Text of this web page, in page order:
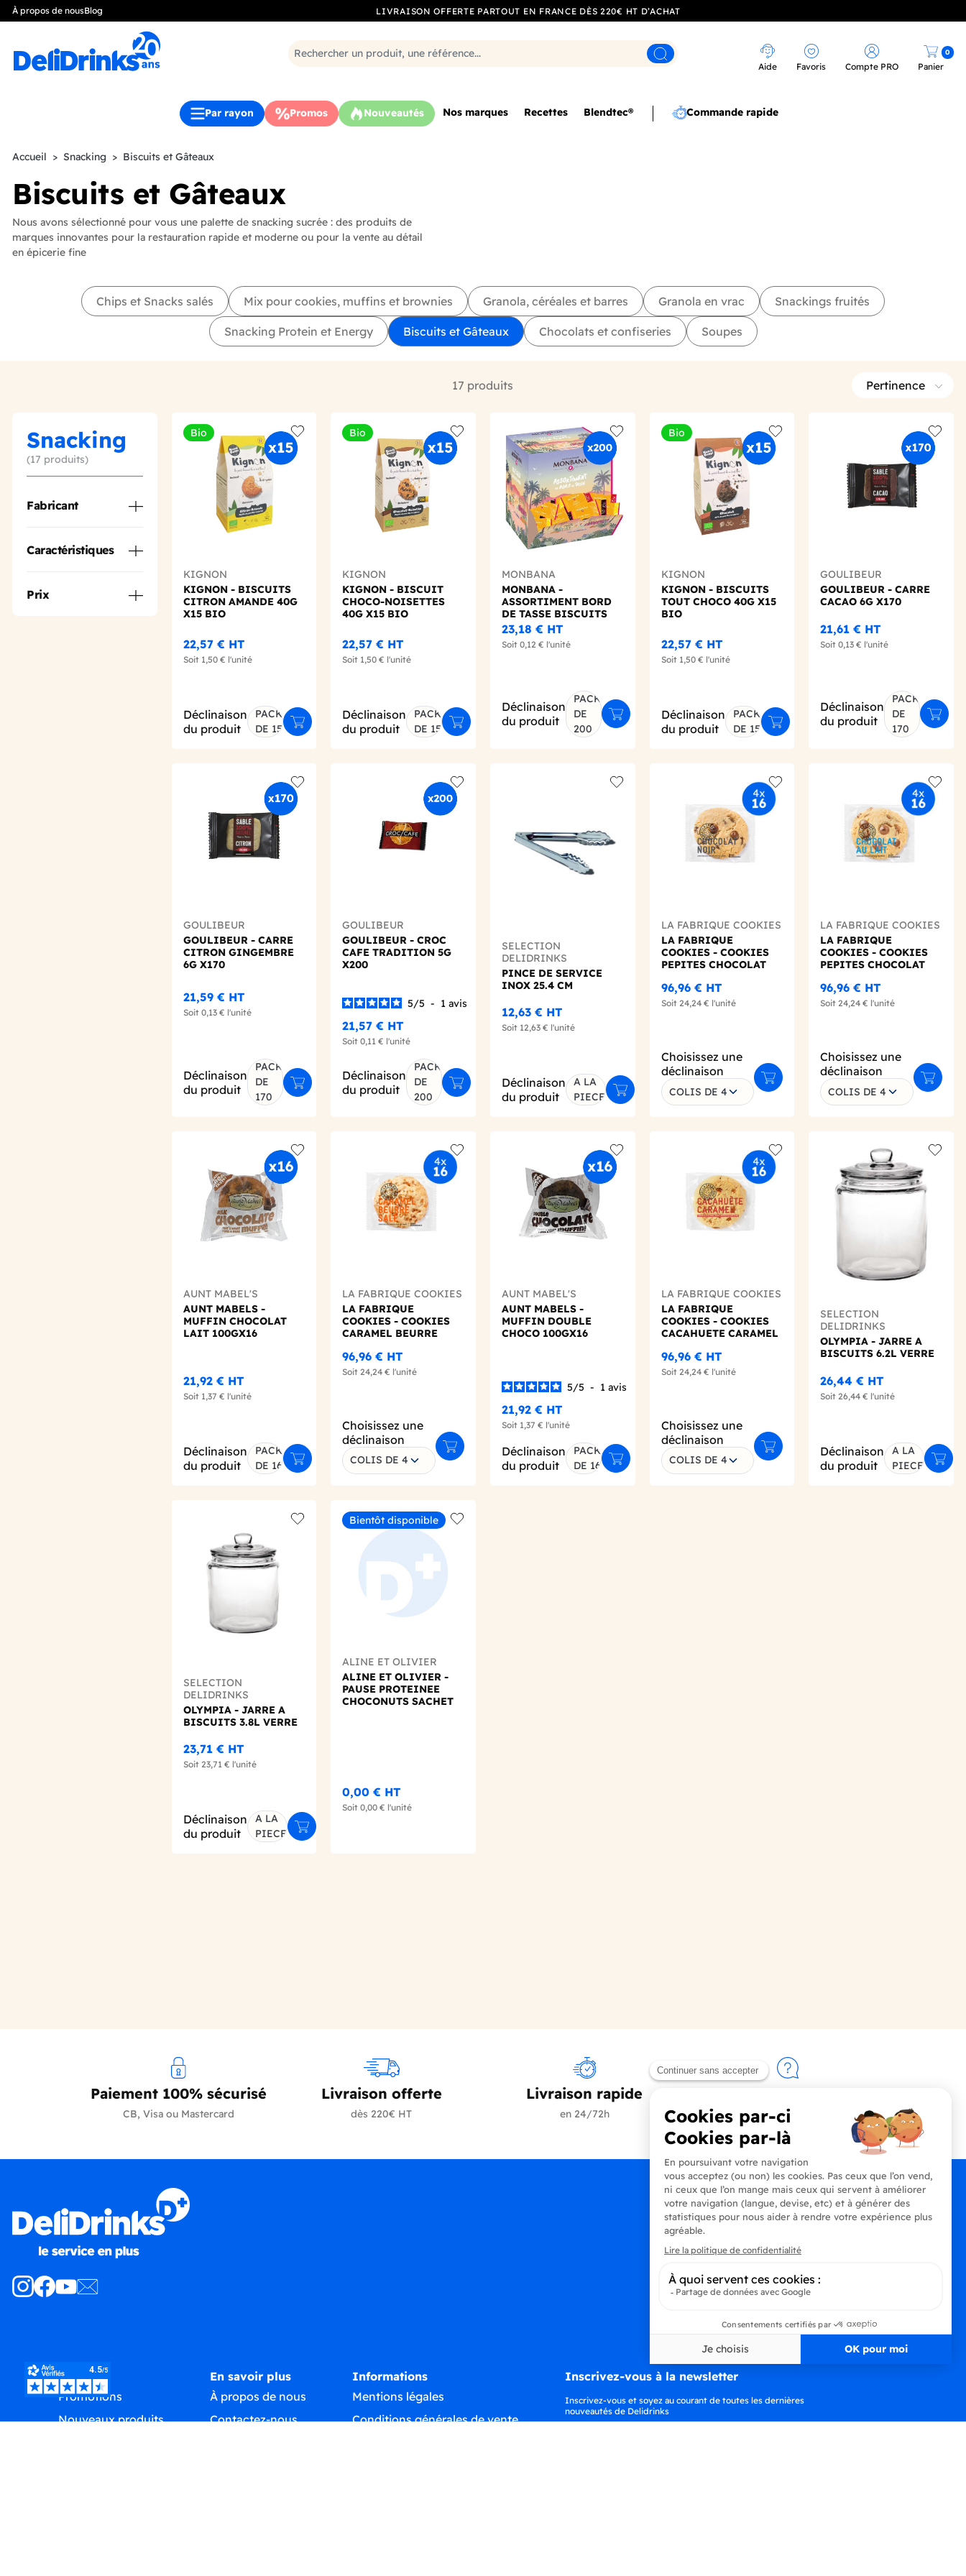
À propos de nousBlog LIVRAISON OFFERTE PARTOUT EN FRANCE DÈS 220€ HT D’ACHAT
Rechercher
Aide Favoris Compte PRO Panier
0
Par rayon Promos Nouveautés Nos marques Recettes Blendtec® Commande rapide
Accueil Snacking Biscuits et Gâteaux
Biscuits et Gâteaux
Nous avons sélectionné pour vous une palette de snacking sucrée : des produits de
marques innovantes pour la restauration rapide et moderne ou pour la vente au détail
en épicerie fine
Chips et Snacks salés Mix pour cookies, muffins et brownies Granola, céréales et barres Granola en vrac Snackings fruités
Snacking Protein et Energy Biscuits et Gâteaux Chocolats et confiseries Soupes
17 produits Pertinence
Snacking
(17 produits)
Fabricant
Caractéristiques
Prix
Bio
Add to wishlist
KIGNON
KIGNON - BISCUITS
CITRON AMANDE 40G
X15 BIO
22,57 € HT
Soit 1,50 € l'unité
Déclinaison
du produit
PACK
DE 15
Ajouter au panier
Bio
Add to wishlist
KIGNON
KIGNON - BISCUIT
CHOCO-NOISETTES
40G X15 BIO
22,57 € HT
Soit 1,50 € l'unité
Déclinaison
du produit
PACK
DE 15
Ajouter au panier
Add to wishlist
MONBANA
MONBANA -
ASSORTIMENT BORD
DE TASSE BISCUITS
PARTY 3.5G X200
23,18 € HT
Soit 0,12 € l'unité
Déclinaison
du produit
PACK
DE
200
Ajouter au panier
Bio
Add to wishlist
KIGNON
KIGNON - BISCUITS
TOUT CHOCO 40G X15
BIO
22,57 € HT
Soit 1,50 € l'unité
Déclinaison
du produit
PACK
DE 15
Ajouter au panier
Add
GOULIBEUR
GOULIBEUR - CARRE
CACAO 6G X170
21,61 € HT
Soit0,13 € l'unité
Déclinaison
du produit
PACK
DE
170
Add to wishlist
GOULIBEUR
GOULIBEUR - CARRE
CITRON GINGEMBRE
6G X170
21,59 € HT
Soit 0,13 € l'unité
Déclinaison
du produit
PACK
DE
170
Ajouter au panier
Add to wishlist
GOULIBEUR
GOULIBEUR - CROC
CAFE TRADITION 5G
X200
5/5 - 1avis
21,57 € HT
Soit0,11 € l'unité
Déclinaison
du produit
PACK
DE
200
Ajouter au panier
SELECTION
DELIDRINKS
PINCE DE SERVICE
INOX 25.4 CM
12,63 € HT
Soit 12,63 € l'unité
Déclinaison
du produit
A LA
PIECE
Ajouter au panier
Add to wishlist
LA FABRIQUE COOKIES
LA FABRIQUE
COOKIES - COOKIES
PEPITES CHOCOLAT
INDIVIDUEL 75G X16
96,96 € HT
Soit 24,24 € l'unité
Choisissez une
déclinaison
COLIS DE 4
Ajouter au panier
Add
LA FABRIQUE COOKIES
LA FABRIQUE
COOKIES - COOKIES
PEPITES CHOCOLAT
INDIVIDUEL 75G X16
96,96 € HT
Soit24,24 € l'unité
Choisissez une
déclinaison
COLIS DE 4
Ajouter
Add to wishlist
AUNT MABEL'S
AUNT MABELS -
MUFFIN CHOCOLAT
LAIT 100GX16
21,92 € HT
Soit 1,37 € l'unité
Déclinaison
du produit
PACK
DE 16
Ajouter au panier
Add to wishlist
LA FABRIQUE COOKIES
LA FABRIQUE
COOKIES - COOKIES
CARAMEL BEURRE
INDIVIDUEL 75G X16
96,96 € HT
Soit24,24 € l'unité
Choisissez une
déclinaison
COLIS DE 4
Ajouter au panier
Add to wishlist
AUNT MABEL'S
AUNT MABELS -
MUFFIN DOUBLE
CHOCO 100GX16
5/5 - 1 avis
21,92 € HT
Soit 1,37 € l'unité
Déclinaison
du produit
PACK
DE 16
Ajouter au panier
Add to wishlist
LA FABRIQUE COOKIES
LA FABRIQUE
COOKIES - COOKIES
CACAHUETE CARAMEL
75G X16
96,96 € HT
Soit 24,24 € l'unité
Choisissez une
déclinaison
COLIS DE 4
Ajouter au panier
SELECTION
DELIDRINKS
OLYMPIA - JARRE A
BISCUITS 6.2L VERRE
26,44 € HT
Soit26,44 € l'unité
Déclinaison
du produit
A LA
PIECE
Add to wishlist
SELECTION
DELIDRINKS
OLYMPIA - JARRE A
BISCUITS 3.8L VERRE
23,71 € HT
Soit 23,71 € l'unité
Déclinaison
du produit
A LA
PIECE
Ajouter au panier
Bientôt disponible
ALINE ET OLIVIER
ALINE ET OLIVIER -
PAUSE PROTEINEE
CHOCONUTS SACHET
0,00 € HT
Soit0,00 € l'unité
Paiement 100% sécurisé
CB, Visa ou Mastercard
Livraison offerte
dès 220€ HT
Livraison rapide
en 24/72h +33 (0)4 90 91 20 80
Produits
Promotions
Nouveaux produits
En savoir plus
À propos de nous
Contactez-nous
Informations
Mentions légales
Conditions générales de vente
Inscrivez-vous à la newsletter
Inscrivez-vous et soyez au courant de toutes les dernières
nouveautés de Delidrinks